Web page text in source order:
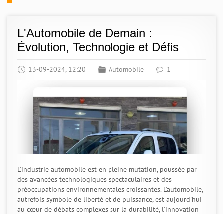
L'Automobile de Demain :
Évolution, Technologie et Défis
13-09-2024, 12:20 Automobile 1
L'industrie automobile est en pleine mutation, poussée par
des avancées technologiques spectaculaires et des
préoccupations environnementales croissantes. L'automobile,
autrefois symbole de liberté et de puissance, est aujourd'hui
au cœur de débats complexes sur la durabilité, l'innovation